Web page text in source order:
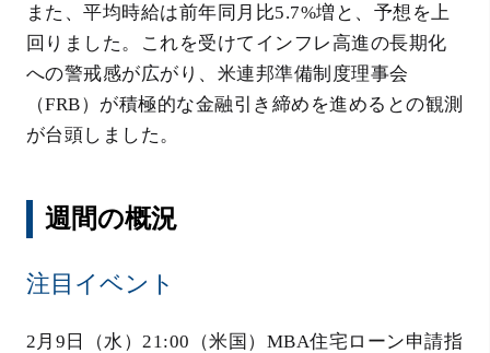
また、平均時給は前年同月比5.7%増と、予想を上
回りました。これを受けてインフレ高進の長期化
への警戒感が広がり、米連邦準備制度理事会
（FRB）が積極的な金融引き締めを進めるとの観測
が台頭しました。
週間の概況
注目イベント
2月9日（水）21:00（米国）MBA住宅ローン申請指